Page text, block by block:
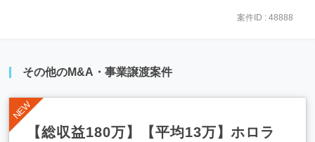
案件ID : 48888
その他のM&A・事業譲渡案件
【総収益180万】【平均13万】ホロラ